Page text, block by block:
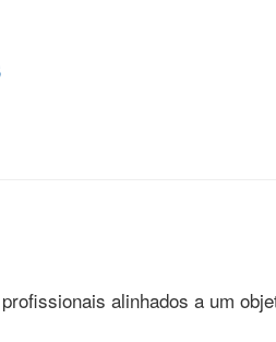
alinhados a um